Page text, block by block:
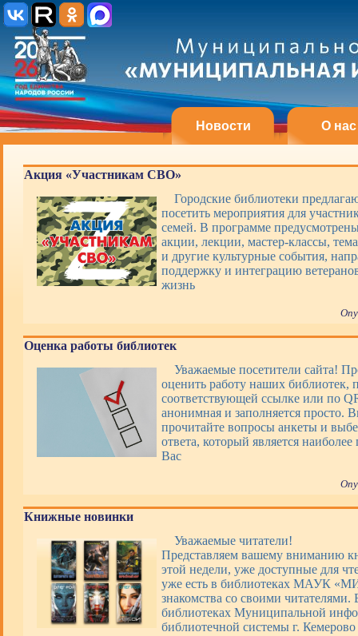
Новости О нас
Акция «Участникам СВО»
Городские библиотеки
посетить мероприятия для
семей. В программе
акции, лекции, мастер-классы,
и другие культурные события,
поддержку и интеграцию
жизнь
Оценка работы библиотек
Уважаемые посетители сайта!
оценить работу наших библиотек,
соответствующей ссылке или по
анонимная и заполняется просто.
прочитайте вопросы анкеты и
ответа, который является
Вас
Книжные новинки
Уважаемые читатели!
Представляем вашему вниманию
этой недели, уже доступные для
уже есть в библиотеках МАУК
знакомства со своими читателями.
библиотеках Муниципальной
библиотечной системы г. Кемерово